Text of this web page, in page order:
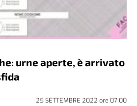
urne aperte, è arrivato
25 SETTEMBRE 2022 ore 07:00